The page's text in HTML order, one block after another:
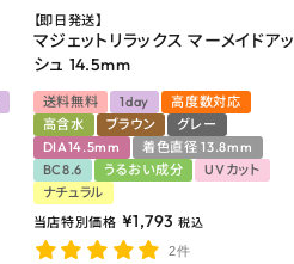
【即日発送】
マジェットリラックス マーメイドアッ
シュ 14.5mm
送料無料 1day
高度数対応
高含水
ブラウン
グレー
DIA14.5mm
着色直径 13.8mm
BC8.6
うるおい成分
UVカット
ナチュラル
当店特別価格 ¥1,793 税込
2件